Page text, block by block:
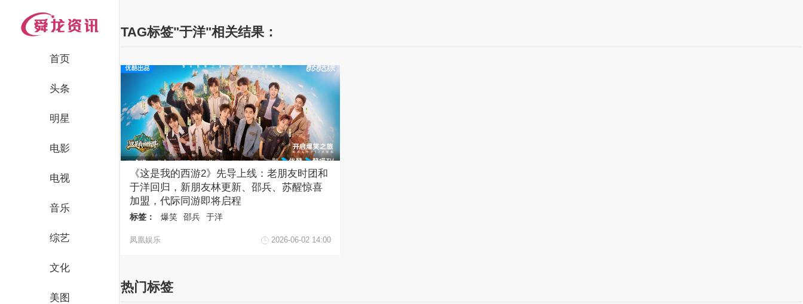
首页
头条
明星
电影
电视
音乐
综艺
文化
美图
TAG标签"于洋"相关结果：
《这是我的西游2》先导上线：老朋友时团和
于洋回归，新朋友林更新、邵兵、苏醒惊喜
加盟，代际同游即将启程
标签： 爆笑 邵兵 于洋
凤凰娱乐 2026-06-02 14:00
热门标签